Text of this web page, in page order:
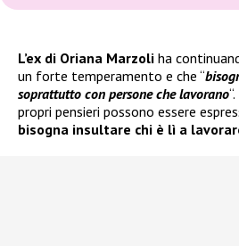
L’ex di Oriana Marzoli ha
un forte temperamento e che “
soprattutto con persone che lavorano
propri pensieri possono essere
bisogna insultare chi è lì a